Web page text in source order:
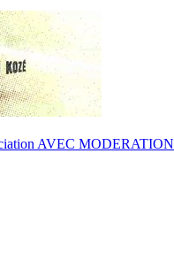
AVEC MODERATION